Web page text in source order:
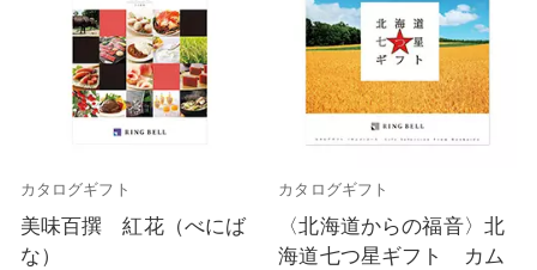
カタログギフト
美味百撰 紅花（べにば
な）
カタログギフト
〈北海道からの福音〉北
海道七つ星ギフト カム